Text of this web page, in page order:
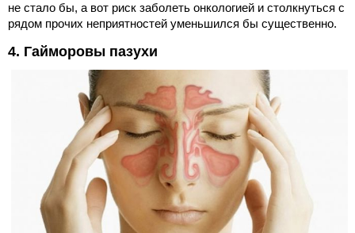
не стало бы, а вот риск заболеть онкологией и столкнуться с
рядом прочих неприятностей уменьшился бы существенно.
4. Гайморовы пазухи